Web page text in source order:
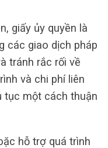
giấy ủy quyền là
các giao dịch pháp
tránh rắc rối về
và chi phí liên
tục một cách thuận
hỗ trợ quá trình